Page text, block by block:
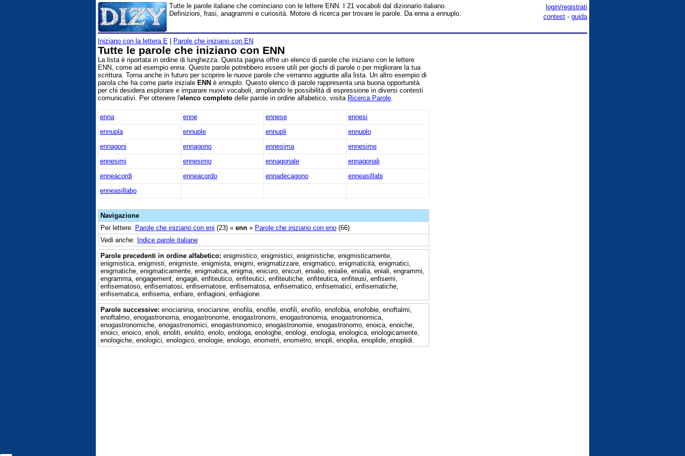
login/registrati
contest - guida
Tutte le parole italiane che cominciano con le lettere ENN. I 21 vocaboli dal dizionario italiano.
Definizioni, frasi, anagrammi e curiosità. Motore di ricerca per trovare le parole. Da enna a ennuplo.
Iniziano con la lettera E | Parole che iniziano con EN
Tutte le parole che iniziano con ENN
La lista è riportata in ordine di lunghezza. Questa pagina offre un elenco di parole che iniziano con le lettere
ENN, come ad esempio enna . Queste parole potrebbero essere utili per giochi di parole o per migliorare la tua
scrittura. Torna anche in futuro per scoprire le nuove parole che verranno aggiunte alla lista. Un altro esempio di
parola che ha come parte iniziale ENN è ennuplo . Questo elenco di parole rappresenta una buona opportunità
per chi desidera esplorare e imparare nuovi vocaboli, ampliando le possibilità di espressione in diversi contesti
comunicativi. Per ottenere l'elenco completo delle parole in ordine alfabetico, visita Ricerca Parole
enna enne ennese
ennesi
ennupla
ennuple ennupli
ennuplo
ennagoni
ennagono ennesima
ennesime
ennesimi
ennesimo ennagonale
ennagonali
enneacordi
enneacordo ennadecagono
enneasillabi
enneasillabo
Navigazione
Per lettere: Parole che iniziano con eni (23) « enn » Parole che iniziano con eno (66)
Vedi anche: Indice parole italiane
Parole precedenti in ordine alfabetico: enigmistico, enigmistici, enigmistiche, enigmisticamente,
enigmistica, enigmisti, enigmiste, enigmista, enigmi, enigmatizzare, enigmatico, enigmaticità, enigmatici,
enigmatiche, enigmaticamente, enigmatica, enigma, enicuro, enicuri, enialio, enialie, enialia, eniali, engrammi,
engramma, engagement, engagé, enfiteutico, enfiteutici, enfiteutiche, enfiteutica, enfiteusi, enfisemi,
enfisematoso, enfisematosi, enfisematose, enfisematosa, enfisematico, enfisematici, enfisematiche,
enfisematica, enfisema, enfiare, enfiagioni, enfiagione.
Parole successive: enocianina, enocianine, enofila, enofile, enofili, enofilo, enofobia, enofobie, enoftalmi,
enoftalmo, enogastronoma, enogastronome, enogastronomi, enogastronomia, enogastronomica,
enogastronomiche, enogastronomici, enogastronomico, enogastronomie, enogastronomo, enoica, enoiche,
enoici, enoico, enoli, enoliti, enolito, enolo, enologa, enologhe, enologi, enologia, enologica, enologicamente,
enologiche, enologici, enologico, enologie, enologo, enometri, enometro, enopli, enoplia, enoplide, enoplidi.